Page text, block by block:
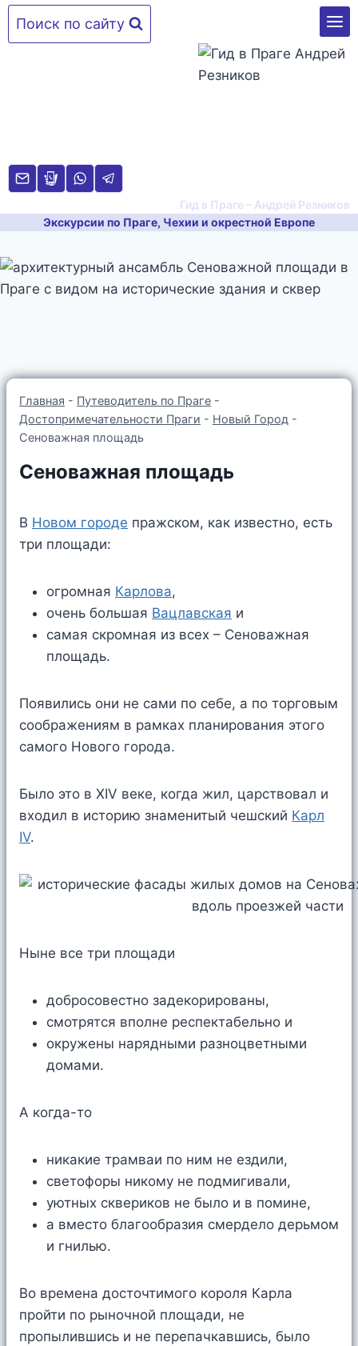
Перейти
Поиск по сайту
Гид в Праге – Андрей Резников
Экскурсии по Праге, Чехии и окрестной Европе
Главная - Путеводитель по Праге -
Достопримечательности Праги - Новый Город -
Сеноважная площадь
Сеноважная площадь
В Новом городе пражском, как известно, есть
три площади:
огромная Карлова,
очень большая Вацлавская и
самая скромная из всех – Сеноважная
площадь.
Появились они не сами по себе, а по торговым
соображениям в рамках планирования этого
самого Нового города.
Было это в XIV веке, когда жил, царствовал и
входил в историю знаменитый чешский Карл
IV.
Ныне все три площади
добросовестно задекорированы,
смотрятся вполне респектабельно и
окружены нарядными разноцветными
домами.
А когда-то
никакие трамваи по ним не ездили,
светофоры никому не подмигивали,
уютных сквериков не было и в помине,
а вместо благообразия смердело дерьмом
и гнилью.
Во времена досточтимого короля Карла
пройти по рыночной площади, не
пропылившись и не перепачкавшись, было